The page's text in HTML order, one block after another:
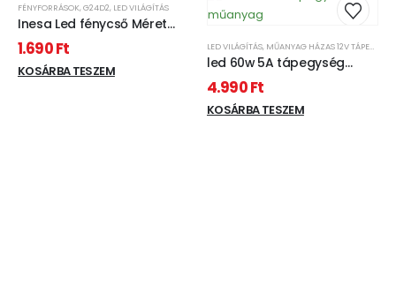
FÉNYFORRÁSOK,G24D2, LED VILÁGÍTÁS
Inesa Led fénycső Méret
35*150mm G24d2 foglalat,
8W, 675 lumen, 4000 kelvin,
közép fehér, kiváltja a
1.690Ft
KOSÁRBA TESZEM
LED VILÁGÍTÁS, MŰANYAG HÁZAS 12V TÁPEGYSÉG
led 60w 5A tápegység
műanyag
4.990Ft
KOSÁRBA TESZEM